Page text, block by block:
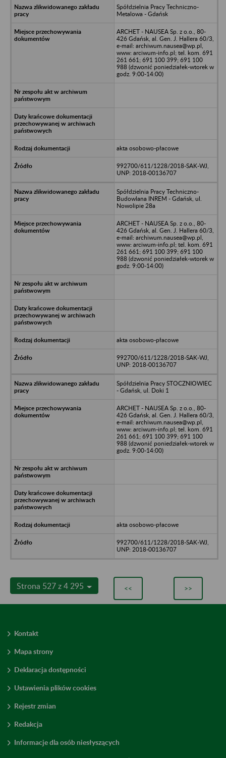
Spółdzielnia Pracy Techniczno-
Metalowa - Gdańsk
ARCHET - NAUSEA Sp. z o.o., 80-
426 Gdańsk, al. Gen. J. Hallera 60/3,
e-mail: archiwum.nausea@wp.pl,
www: arciwum-info.pl; tel. kom. 691
261 661; 691 100 399; 691 100
988 (dzwonić poniedziałek-wtorek w
godz. 9:00-14:00)
akta osobowo-płacowe
992700/611/1228/2018-SAK-WJ,
UNP: 2018-00136707
Spółdzielnia Pracy Techniczno-
Budowlana INREM - Gdańsk, ul.
Nowolipie 28a
ARCHET - NAUSEA Sp. z o.o., 80-
426 Gdańsk, al. Gen. J. Hallera 60/3,
e-mail: archiwum.nausea@wp.pl,
www: arciwum-info.pl; tel. kom. 691
261 661; 691 100 399; 691 100
988 (dzwonić poniedziałek-wtorek w
godz. 9:00-14:00)
akta osobowo-płacowe
992700/611/1228/2018-SAK-WJ,
UNP: 2018-00136707
Spółdzielnia Pracy STOCZNIOWIEC
- Gdańsk, ul. Doki 1
ARCHET - NAUSEA Sp. z o.o., 80-
426 Gdańsk, al. Gen. J. Hallera 60/3,
e-mail: archiwum.nausea@wp.pl,
www: arciwum-info.pl; tel. kom. 691
261 661; 691 100 399; 691 100
988 (dzwonić poniedziałek-wtorek w
godz. 9:00-14:00)
akta osobowo-płacowe
992700/611/1228/2018-SAK-WJ,
UNP: 2018-00136707
Strona 527 z 4 295 << >>
Kontakt
Mapa strony
Deklaracja dostępności
Ustawienia plików cookies
Rejestr zmian
Redakcja
Informacje dla osób niesłyszących